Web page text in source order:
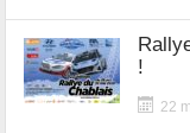
!
22